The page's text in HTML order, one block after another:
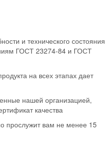
и технического состояния
ГОСТ 23274-84 и ГОСТ
на всех этапах дает
нашей организацией,
качества
прослужит вам не менее 15